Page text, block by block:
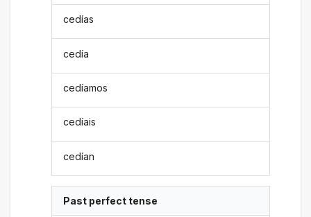
cedías
cedía
cedíamos
cedíais
cedían
Past perfect tense